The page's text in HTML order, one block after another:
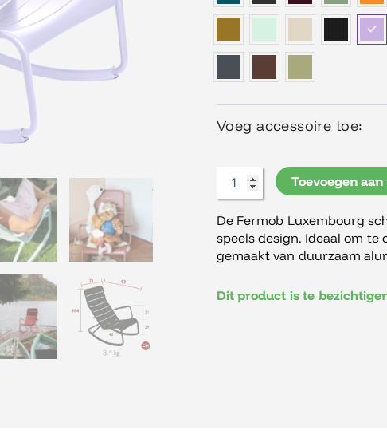
Voeg accessoire toe:
Toevoegen
De Fermob Luxembourg
speels design. Ideaal om
gemaakt van duurzaam
Dit product is te